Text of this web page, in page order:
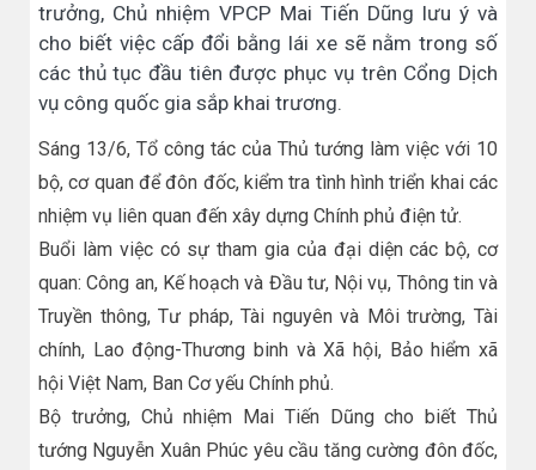
trưởng, Chủ nhiệm VPCP Mai Tiến Dũng lưu ý và
cho biết việc cấp đổi bằng lái xe sẽ nằm trong số
các thủ tục đầu tiên được phục vụ trên Cổng Dịch
vụ công quốc gia sắp khai trương.
Sáng 13/6, Tổ công tác của Thủ tướng làm việc với 10
bộ, cơ quan để đôn đốc, kiểm tra tình hình triển khai các
nhiệm vụ liên quan đến xây dựng Chính phủ điện tử.
Buổi làm việc có sự tham gia của đại diện các bộ, cơ
quan: Công an, Kế hoạch và Đầu tư, Nội vụ, Thông tin và
Truyền thông, Tư pháp, Tài nguyên và Môi trường, Tài
chính, Lao động-Thương binh và Xã hội, Bảo hiểm xã
hội Việt Nam, Ban Cơ yếu Chính phủ.
Bộ trưởng, Chủ nhiệm Mai Tiến Dũng cho biết Thủ
tướng Nguyễn Xuân Phúc yêu cầu tăng cường đôn đốc,